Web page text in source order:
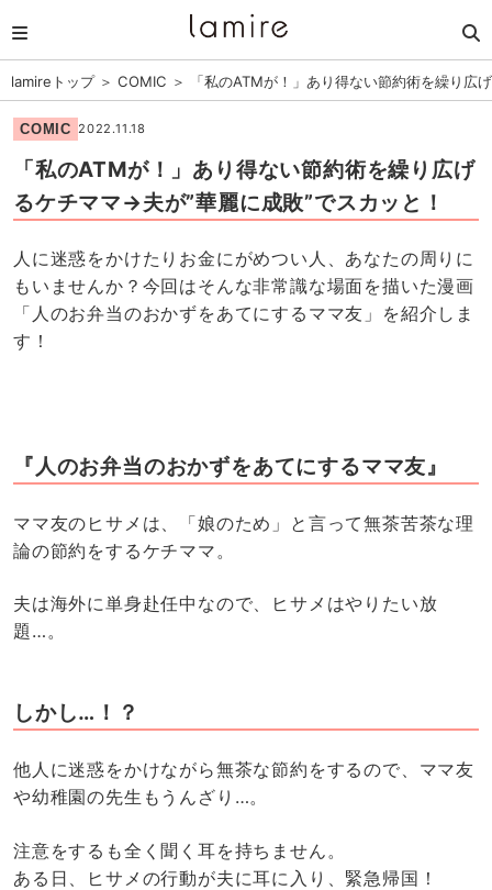
lamireトップ＞ COMIC ＞ 「私のATMが！」あり得ない節約術を繰り広
COMIC 2022.11.18
「私のATMが！」あり得ない節約術を繰り広げ
るケチママ→夫が”華麗に成敗”でスカッと！
人に迷惑をかけたりお金にがめつい人、あなたの周りに
もいませんか？今回はそんな非常識な場面を描いた漫画
「人のお弁当のおかずをあてにするママ友」を紹介しま
す！
『人のお弁当のおかずをあてにするママ友』
ママ友のヒサメは、「娘のため」と言って無茶苦茶な理
論の節約をするケチママ。
夫は海外に単身赴任中なので、ヒサメはやりたい放
題…。
しかし…！？
他人に迷惑をかけながら無茶な節約をするので、ママ友
や幼稚園の先生もうんざり…。
注意をするも全く聞く耳を持ちません。
ある日、ヒサメの行動が夫に耳に入り、緊急帰国！